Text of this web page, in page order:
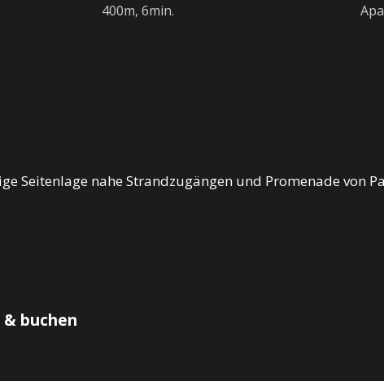
400m, 6min.
Seitenlage nahe Strandzugängen und Promenade von
buchen